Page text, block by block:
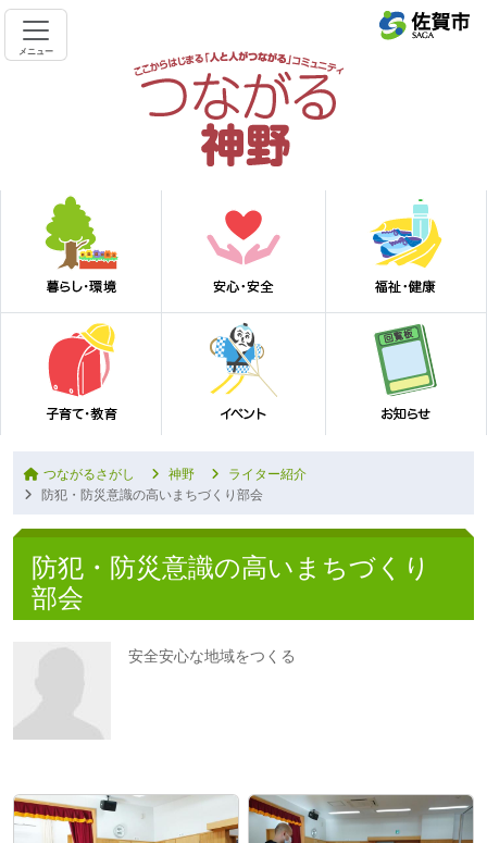
メニュー
つながるさがし 神野
ライター紹介
防犯・防災意識の高いまちづくり部会
防犯・防災意識の高いまちづくり
部会
安全安心な地域をつくる